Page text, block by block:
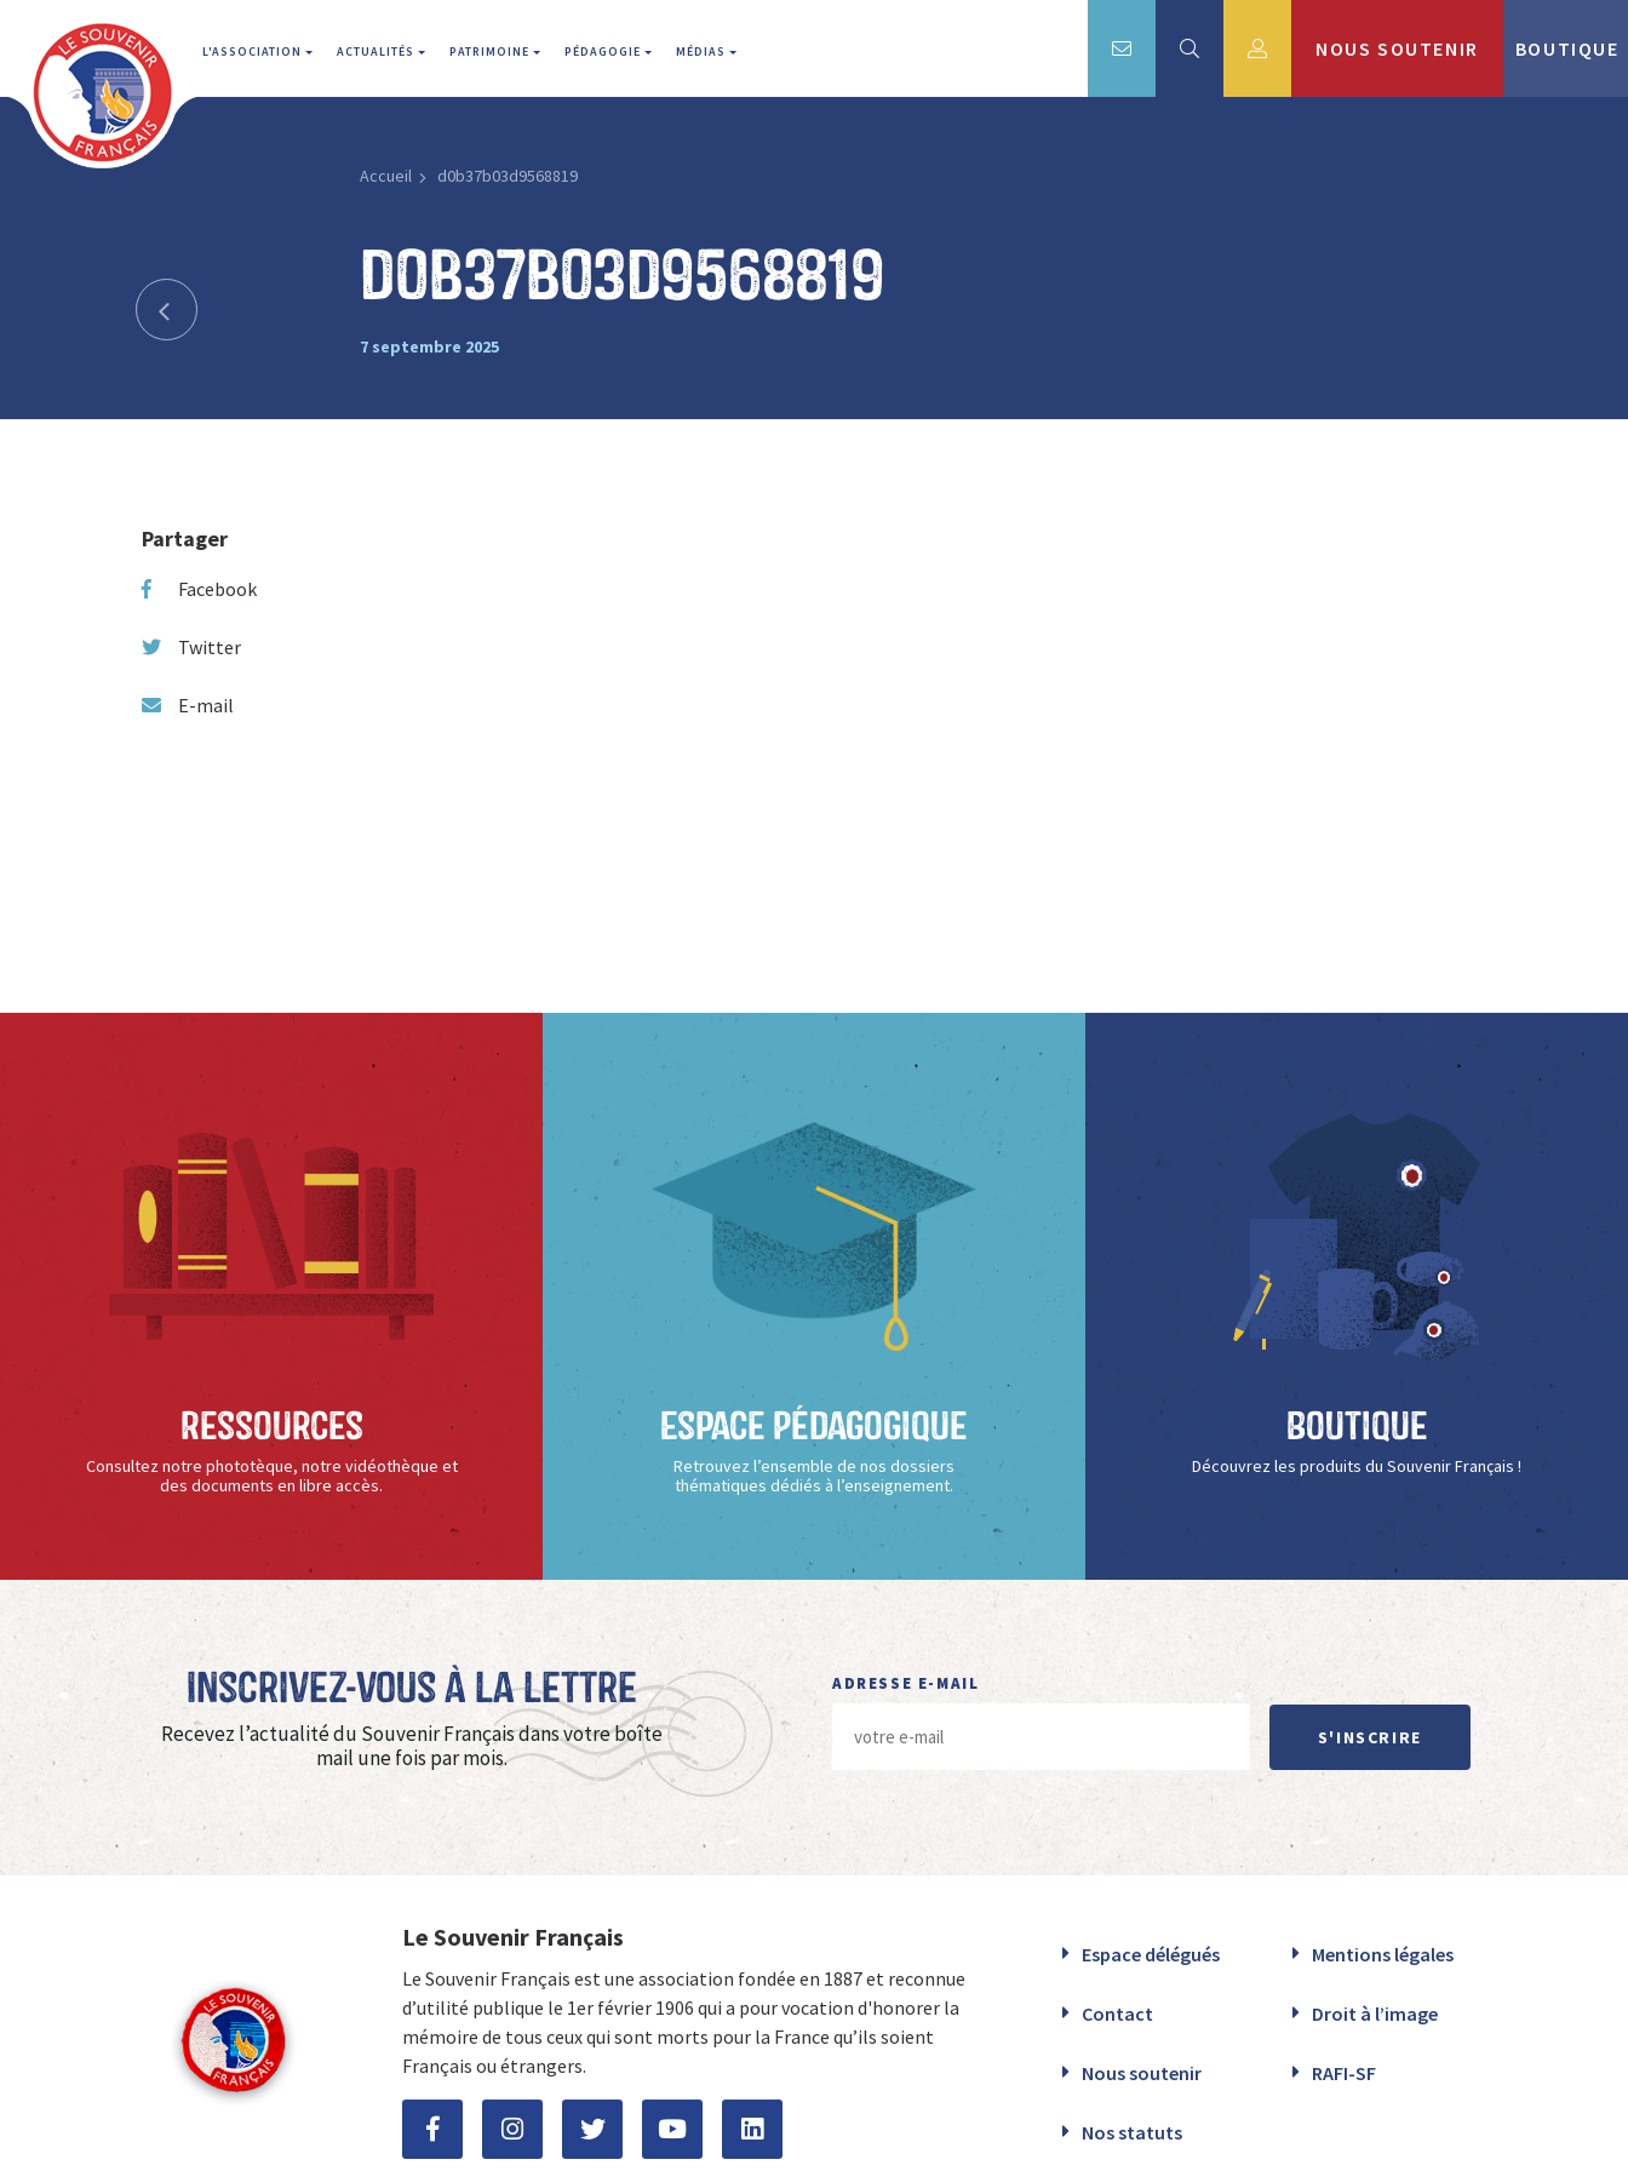
L'ASSOCIATION ACTUALITÉS PATRIMOINE PÉDAGOGIE MÉDIAS NOUS SOUTENIR BOUTIQUE
Accueil d0b37b03d9568819
d0b37b03d9568819
7 septembre 2025
Partager
Facebook
Twitter
E-mail
Ressources
Consultez notre phototèque, notre vidéothèque et
des documents en libre accès.
Espace Pédagogique
Retrouvez l’ensemble de nos dossiers
thématiques dédiés à l’enseignement.
Boutique
Découvrez les produits du Souvenir Français !
Inscrivez-vous à La Lettre
Recevez l’actualité du Souvenir Français dans votre boîte
mail une fois par mois.
ADRESSE E-MAIL
S'INSCRIRE
Le Souvenir Français
Le Souvenir Français est une association fondée en 1887 et reconnue
d’utilité publique le 1er février 1906 qui a pour vocation d'honorer la
mémoire de tous ceux qui sont morts pour la France qu’ils soient
Français ou étrangers.
Espace délégués Mentions légales
Contact Droit à l’image
Nous soutenir RAFI-SF
Nos statuts